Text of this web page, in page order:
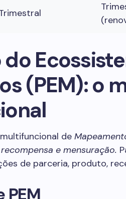
(PEM): o
de
e mensuração.
de parceria, produto,
PEM